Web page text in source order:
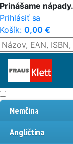
Prinášame nápady.
Prihlásiť sa
Košík: 0,00 €
Nemčina
Angličtina